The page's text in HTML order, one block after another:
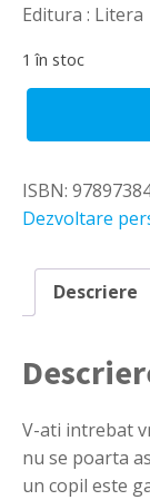
Editura : Litera
1 în stoc
pentru
parinti
Littauer
ISBN:
Dezvoltare
Descriere
V-ati intrebat
nu se poarta
un copil este